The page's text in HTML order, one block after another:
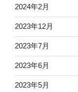
2024年2月
2023年12月
2023年7月
2023年6月
2023年5月